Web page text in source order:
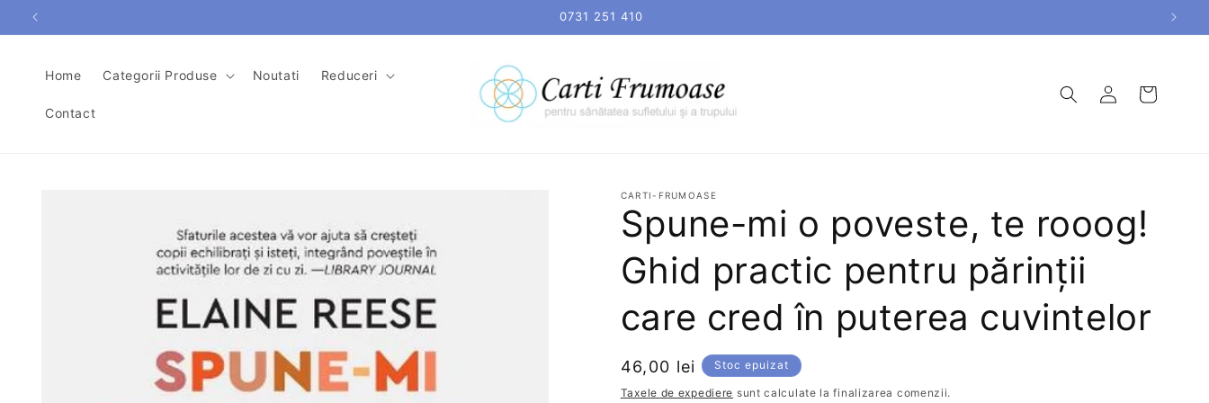
Salt la
0731 251 410
Home Categorii Produse Noutati Reduceri
Contact
Conectați-
vă
Coș
CARTI-FRUMOASE
Spune-mi o poveste, te rooog!
Ghid practic pentru părinții
care cred în puterea cuvintelor
Preț
obișnuit
46,00 lei Stoc epuizat
Taxele de expediere sunt calculate la finalizarea comenzii.